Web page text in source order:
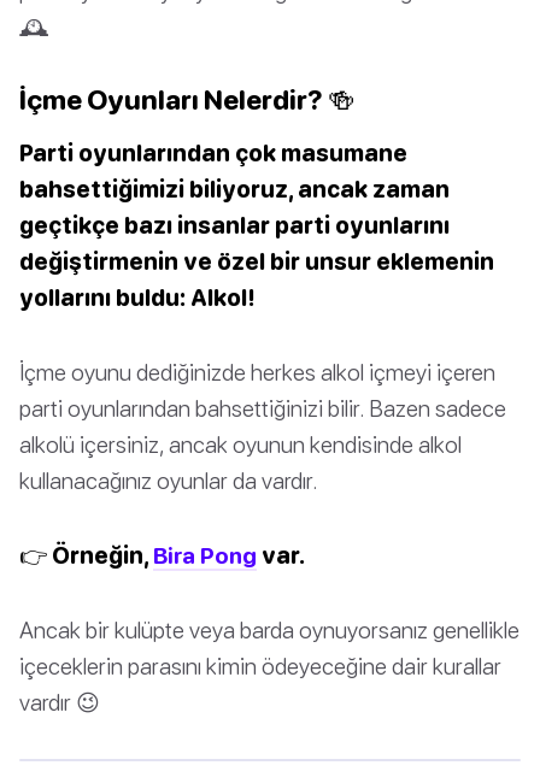
🕰
İçme Oyunları Nelerdir? 🍻
Parti oyunlarından çok masumane
bahsettiğimizi biliyoruz, ancak zaman
geçtikçe bazı insanlar parti oyunlarını
değiştirmenin ve özel bir unsur eklemenin
yollarını buldu: Alkol!
İçme oyunu dediğinizde herkes alkol içmeyi içeren
parti oyunlarından bahsettiğinizi bilir. Bazen sadece
alkolü içersiniz, ancak oyunun kendisinde alkol
kullanacağınız oyunlar da vardır.
👉 Örneğin, Bira Pong var.
Ancak bir kulüpte veya barda oynuyorsanız genellikle
içeceklerin parasını kimin ödeyeceğine dair kurallar
vardır 😉